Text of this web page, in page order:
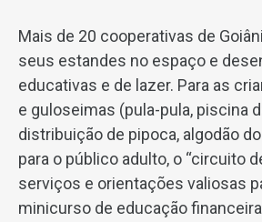
Mais de 20 cooperativas de
seus estandes no espaço e
educativas e de lazer. Para as
e guloseimas (pula-pula, piscina
distribuição de pipoca, algodão
para o público adulto, o “circuito
serviços e orientações valiosas
minicurso de educação